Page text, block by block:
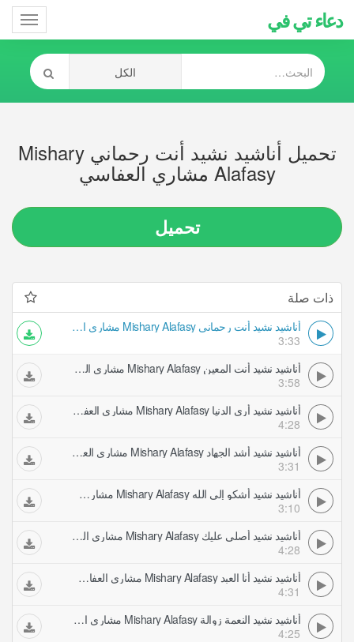
دعاء تي في
تحميل أناشيد نشيد أنت رحماني Mishary
Alafasy مشاري العفاسي
تحميل
ذات صلة
أناشيد نشيد أنت رحماني Mishary Alafasy مشاري العفاسي
3:33
أناشيد نشيد أنت المعين Mishary Alafasy مشاري العفاسي
3:58
أناشيد نشيد أرى الدنيا Mishary Alafasy مشاري العفاسي
4:28
أناشيد نشيد أشد الجهاد Mishary Alafasy مشاري العفاسي
3:31
أناشيد نشيد أشكو إلى الله Mishary Alafasy مشاري العفاسي
3:10
أناشيد نشيد أصلي عليك Mishary Alafasy مشاري العفاسي
4:28
أناشيد نشيد أنا العبد Mishary Alafasy مشاري العفاسي
4:31
أناشيد نشيد النعمة زوالة Mishary Alafasy مشاري العفاسي
4:25